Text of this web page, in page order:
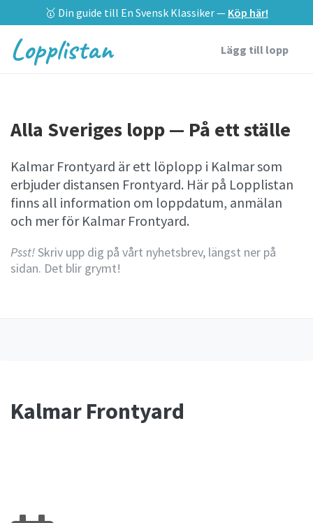
🥇 Din guide till En Svensk Klassiker — Köp här!
Lopplistan Lägg till lopp
Alla Sveriges lopp — På ett ställe
Kalmar Frontyard är ett löplopp i Kalmar som
erbjuder distansen Frontyard. Här på Lopplistan
finns all information om loppdatum, anmälan
och mer för Kalmar Frontyard.
Psst!Skriv upp dig på vårt nyhetsbrev, längst ner på
sidan. Det blir grymt!
Kalmar Frontyard